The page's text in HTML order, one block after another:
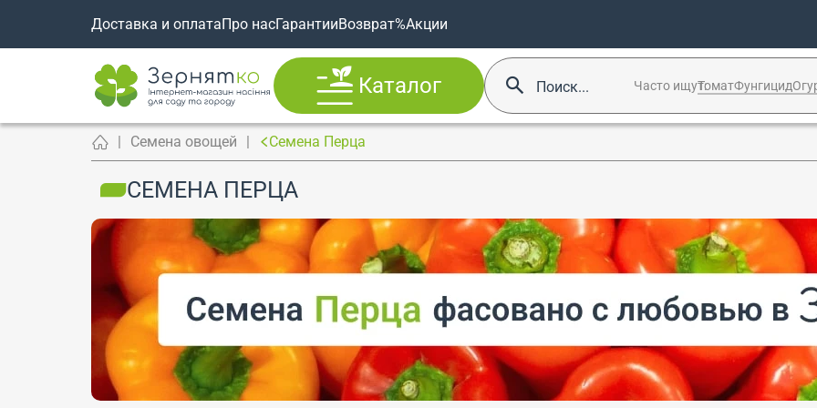
Доставка и оплатаПро насГарантииВозврат%Акции
Каталог Часто ищут:ТоматФунгицид
Семена овощей Семена Перца
СЕМЕНА ПЕРЦА